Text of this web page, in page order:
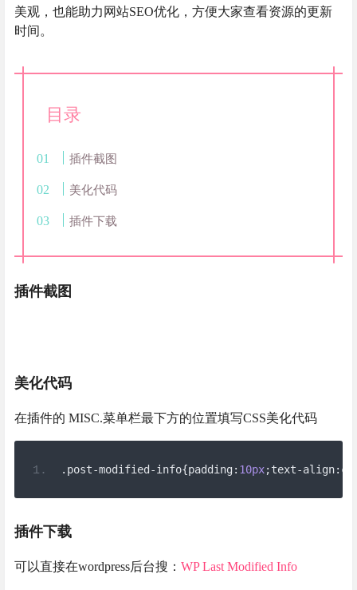
美观，也能助力网站SEO优化，方便大家查看资源的更新
时间。
目录
插件截图
美化代码
插件下载
插件截图
美化代码
在插件的 MISC.菜单栏最下方的位置填写CSS美化代码
. post-modified -info{padding : 10px;text-align:
插件下载
可以直接在wordpress后台搜： WP Last Modified Info